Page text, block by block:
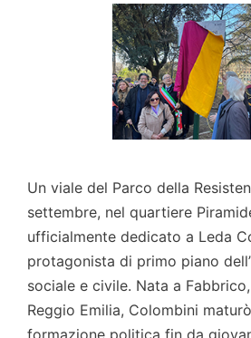
Un viale del Parco della
settembre, nel quartiere
ufficialmente dedicato a Leda
protagonista di primo piano
sociale e civile. Nata a
Reggio Emilia, Colombini
formazione politica fin da